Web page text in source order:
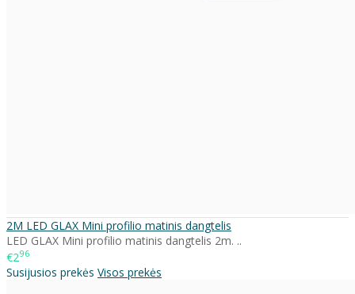
2M LED GLAX Mini profilio matinis dangtelis
LED GLAX Mini profilio matinis dangtelis 2m. ..
€296
Susijusios prekės Visos prekės